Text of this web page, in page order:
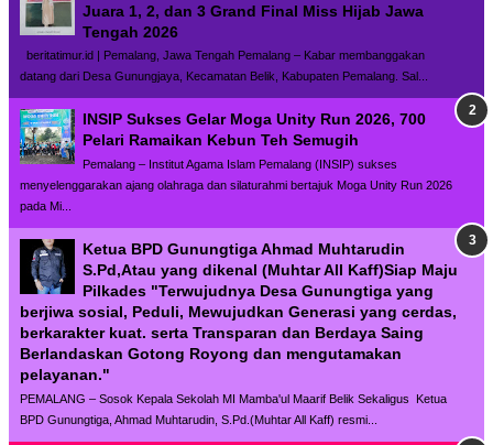
Juara 1, 2, dan 3 Grand Final Miss Hijab Jawa
Tengah 2026
beritatimur.id | Pemalang, Jawa Tengah Pemalang – Kabar membanggakan
datang dari Desa Gunungjaya, Kecamatan Belik, Kabupaten Pemalang. Sal...
INSIP Sukses Gelar Moga Unity Run 2026, 700
Pelari Ramaikan Kebun Teh Semugih
Pemalang – Institut Agama Islam Pemalang (INSIP) sukses
menyelenggarakan ajang olahraga dan silaturahmi bertajuk Moga Unity Run 2026
pada Mi...
Ketua BPD Gunungtiga Ahmad Muhtarudin
S.Pd,Atau yang dikenal (Muhtar All Kaff)Siap Maju
Pilkades "Terwujudnya Desa Gunungtiga yang
berjiwa sosial, Peduli, Mewujudkan Generasi yang cerdas,
berkarakter kuat. serta Transparan dan Berdaya Saing
Berlandaskan Gotong Royong dan mengutamakan
pelayanan."
PEMALANG – Sosok Kepala Sekolah MI Mamba'ul Maarif Belik Sekaligus Ketua
BPD Gunungtiga, Ahmad Muhtarudin, S.Pd.(Muhtar All Kaff) resmi...